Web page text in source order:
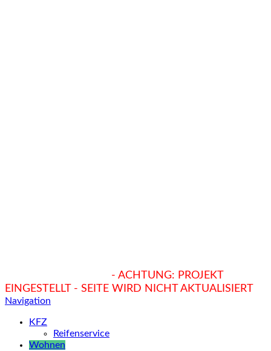
- ACHTUNG: PROJEKT
EINGESTELLT - SEITE WIRD NICHT AKTUALISIERT
Navigation
KFZ
Reifenservice
Wohnen